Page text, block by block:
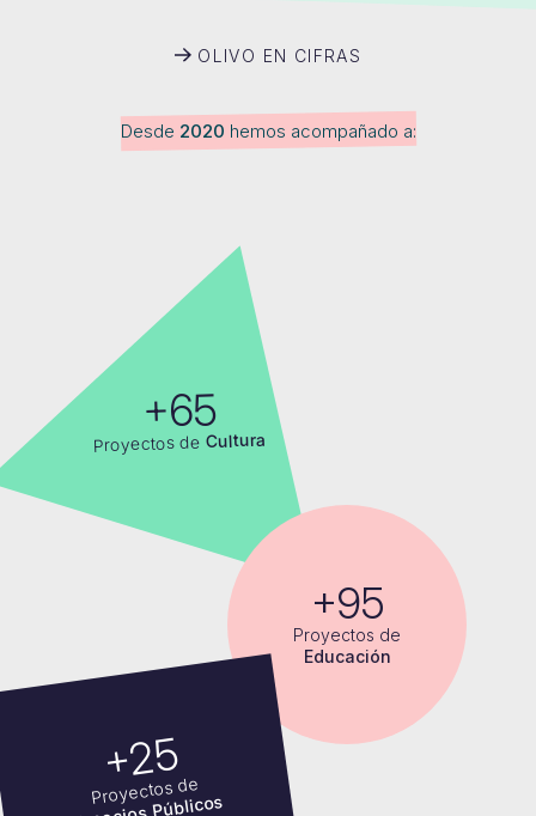
OLIVO EN CIFRAS
Desde 2020 hemos acompañado a:
+65
Proyectos deCultura
+95
Proyectos de
Educación
+25
Proyectos de